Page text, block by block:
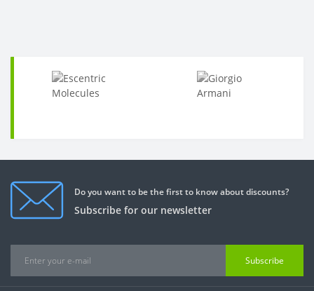
Do you want to be the first to know about discounts?
Subscribe for our newsletter
Subscribe